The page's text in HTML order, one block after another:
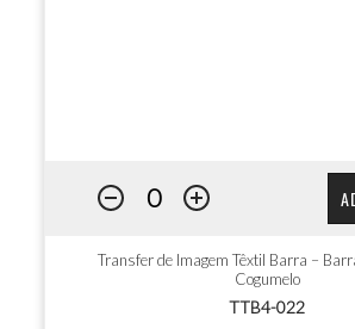
Transfer de Imagem Têxtil Barra –
Cogumelo
TTB4-022